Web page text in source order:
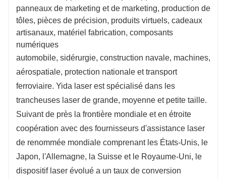
panneaux de marketing et de marketing, production de
tôles, pièces de précision, produits virtuels, cadeaux
artisanaux, matériel fabrication, composants
numériques
automobile, sidérurgie, construction navale, machines,
aérospatiale, protection nationale et transport
ferroviaire. Yida laser est spécialisé dans les
trancheuses laser de grande, moyenne et petite taille.
Suivant de près la frontière mondiale et en étroite
coopération avec des fournisseurs d'assistance laser
de renommée mondiale comprenant les États-Unis, le
Japon, l'Allemagne, la Suisse et le Royaume-Uni, le
dispositif laser évolué a un taux de conversion